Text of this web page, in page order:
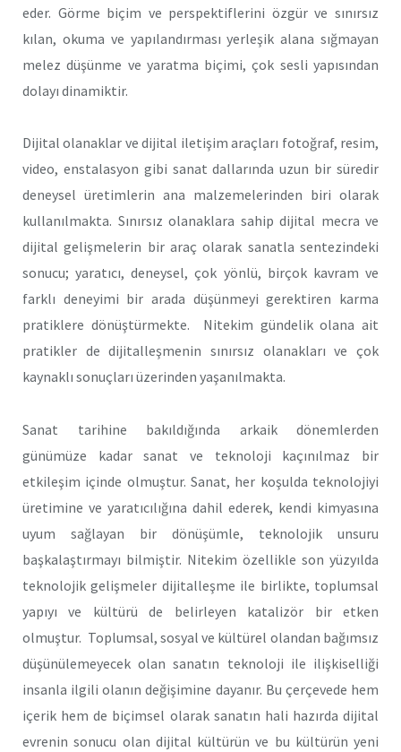
eder. Görme biçim ve perspektiflerini özgür ve sınırsız
kılan, okuma ve yapılandırması yerleşik alana sığmayan
melez düşünme ve yaratma biçimi, çok sesli yapısından
dolayı dinamiktir.
Dijital olanaklar ve dijital iletişim araçları fotoğraf, resim,
video, enstalasyon gibi sanat dallarında uzun bir süredir
deneysel üretimlerin ana malzemelerinden biri olarak
kullanılmakta. Sınırsız olanaklara sahip dijital mecra ve
dijital gelişmelerin bir araç olarak sanatla sentezindeki
sonucu; yaratıcı, deneysel, çok yönlü, birçok kavram ve
farklı deneyimi bir arada düşünmeyi gerektiren karma
pratiklere dönüştürmekte. Nitekim gündelik olana ait
pratikler de dijitalleşmenin sınırsız olanakları ve çok
kaynaklı sonuçları üzerinden yaşanılmakta.
Sanat tarihine bakıldığında arkaik dönemlerden
günümüze kadar sanat ve teknoloji kaçınılmaz bir
etkileşim içinde olmuştur. Sanat, her koşulda teknolojiyi
üretimine ve yaratıcılığına dahil ederek, kendi kimyasına
uyum sağlayan bir dönüşümle, teknolojik unsuru
başkalaştırmayı bilmiştir. Nitekim özellikle son yüzyılda
teknolojik gelişmeler dijitalleşme ile birlikte, toplumsal
yapıyı ve kültürü de belirleyen katalizör bir etken
olmuştur. Toplumsal, sosyal ve kültürel olandan bağımsız
düşünülemeyecek olan sanatın teknoloji ile ilişkiselliği
insanla ilgili olanın değişimine dayanır. Bu çerçevede hem
içerik hem de biçimsel olarak sanatın hali hazırda dijital
evrenin sonucu olan dijital kültürün ve bu kültürün yeni